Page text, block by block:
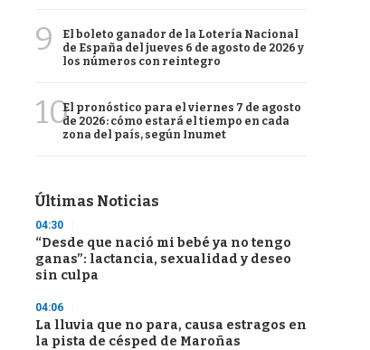
9
El boleto ganador de la Lotería Nacional
de España del jueves 6 de agosto de 2026 y
los números con reintegro
10El pronóstico para el viernes 7 de agosto
de 2026: cómo estará el tiempo en cada
zona del país, según Inumet
Últimas Noticias
04:30
“Desde que nació mi bebé ya no tengo
ganas”: lactancia, sexualidad y deseo
sin culpa
04:06
La lluvia que no para, causa estragos en
la pista de césped de Maroñas